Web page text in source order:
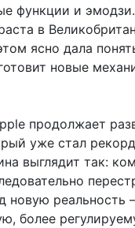
функции и
в
ясно дала
новые
продолжает
уже стал
выглядит так:
новую реальность
более